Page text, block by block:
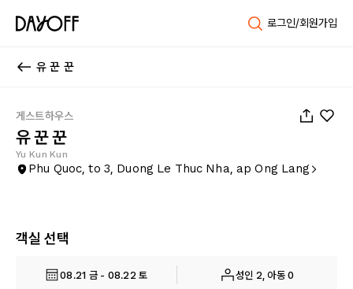
로그인/회원가입
유 꾼 꾼
게스트하우스
유 꾼 꾼
Yu Kun Kun
Phu Quoc, to 3, Duong Le Thuc Nha, ap Ong Lang
객실 선택
08.21 금 - 08.22 토 성인 2, 아동 0